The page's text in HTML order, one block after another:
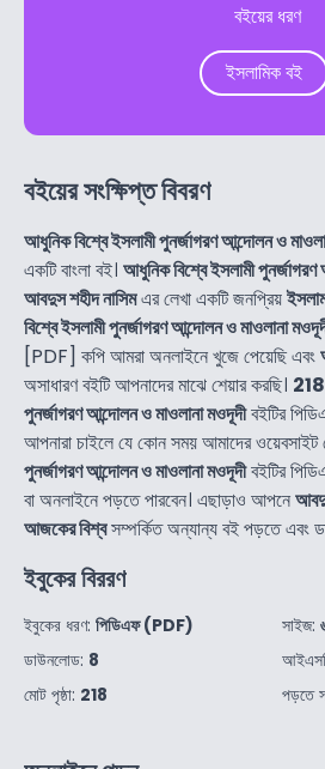
বইয়ের ধরণ
ইসলামিক বই
বইয়ের সংক্ষিপ্ত বিবরণ
আধুনিক বিশ্বে ইসলামী পুনর্জাগরণ আন্দোলন ও
একটি বাংলা বই। আধুনিক বিশ্বে ইসলামী
আবদুস শহীদ নাসিমএর লেখা একটি জনপ্রিয়
বিশ্বে ইসলামী পুনর্জাগরণ আন্দোলন ও মাওলানা
[PDF] কপি আমরা অনলাইনে খুজে পেয়েছি এবং
অসাধারণ বইটি আপনাদের মাঝে শেয়ার করছি। 218
পুনর্জাগরণ আন্দোলন ও মাওলানা মওদূদীবইটির
আপনারা চাইলে যে কোন সময় আমাদের ওয়েবসাইট
পুনর্জাগরণ আন্দোলন ও মাওলানা মওদূদীবইটির
বা অনলাইনে পড়তে পারবেন। এছাড়াও আপনে
আজকের বিশ্বসম্পর্কিত অন্যান্য বই পড়তে এবং
ইবুকের বিররণ
ইবুকের ধরণ: পিডিএফ (PDF)
ডাউনলোড: 8
মোট পৃষ্ঠা: 218
সাইজ:
পড়তে